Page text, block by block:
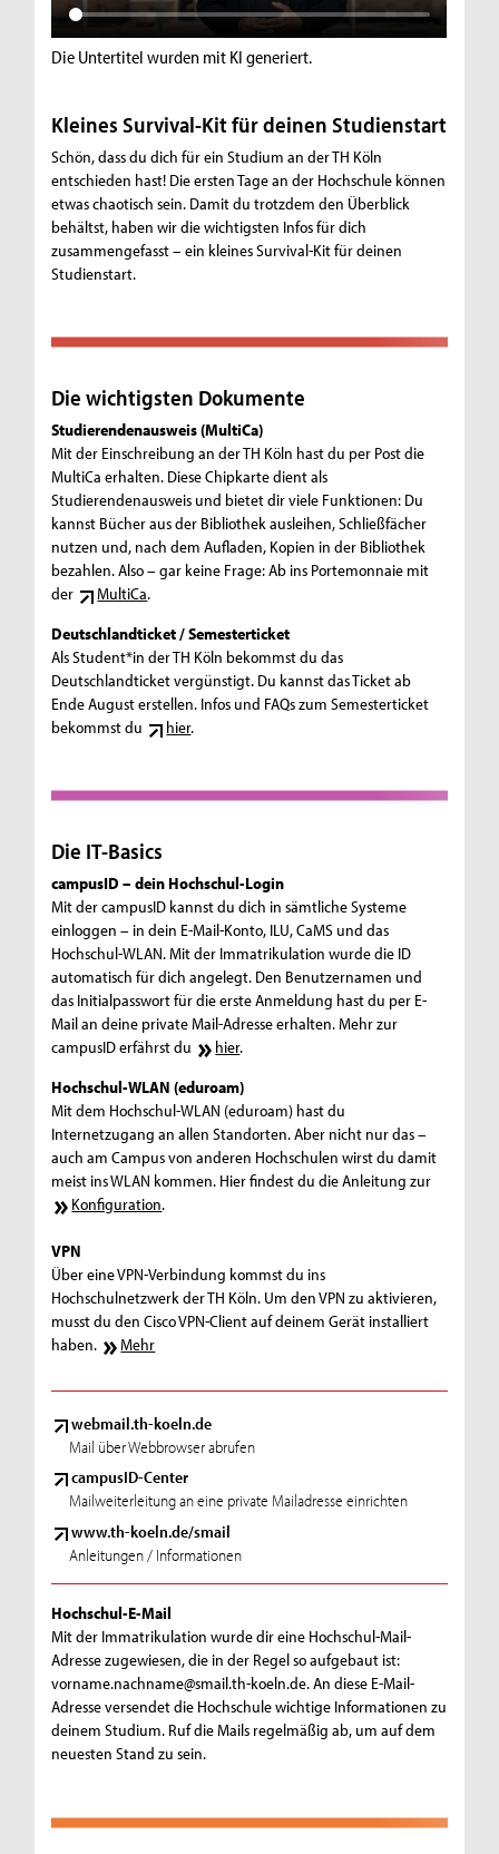
Die Untertitel wurden mit KI generiert.
Kleines Survival-Kit für deinen Studienstart
Schön, dass du dich für ein Studium an der TH Köln
entschieden hast! Die ersten Tage an der Hochschule können
etwas chaotisch sein. Damit du trotzdem den Überblick
behältst, haben wir die wichtigsten Infos für dich
zusammengefasst – ein kleines Survival-Kit für deinen
Studienstart.
Die wichtigsten Dokumente
Studierendenausweis (MultiCa)
Mit der Einschreibung an der TH Köln hast du per Post die
MultiCa erhalten. Diese Chipkarte dient als
Studierendenausweis und bietet dir viele Funktionen: Du
kannst Bücher aus der Bibliothek ausleihen, Schließfächer
nutzen und, nach dem Aufladen, Kopien in der Bibliothek
bezahlen. Also – gar keine Frage: Ab ins Portemonnaie mit
der
MultiCa.
Deutschlandticket / Semesterticket
Als Student*in der TH Köln bekommst du das
Deutschlandticket vergünstigt. Du kannst das Ticket ab
Ende August erstellen. Infos und FAQs zum Semesterticket
bekommst du
hier.
Die IT-Basics
campusID – dein Hochschul-Login
Mit der campusID kannst du dich in sämtliche Systeme
einloggen – in dein E-Mail-Konto, ILU, CaMS und das
Hochschul-WLAN. Mit der Immatrikulation wurde die ID
automatisch für dich angelegt. Den Benutzernamen und
das Initialpasswort für die erste Anmeldung hast du per E-
Mail an deine private Mail-Adresse erhalten. Mehr zur
campusID erfährst du
hier.
Hochschul-WLAN (eduroam)
Mit dem Hochschul-WLAN (eduroam) hast du
Internetzugang an allen Standorten. Aber nicht nur das –
auch am Campus von anderen Hochschulen wirst du damit
meist ins WLAN kommen. Hier findest du die Anleitung zur
Konfiguration.
VPN
Über eine VPN-Verbindung kommst du ins
Hochschulnetzwerk der TH Köln. Um den VPN zu aktivieren,
musst du den Cisco VPN-Client auf deinem Gerät installiert
haben.
Mehr
webmail.th-koeln.de
Mail über Webbrowser abrufen
campusID-Center
Mailweiterleitung an eine private Mailadresse einrichten
www.th-koeln.de/smail
Anleitungen / Informationen
Hochschul-E-Mail
Mit der Immatrikulation wurde dir eine Hochschul-Mail-
Adresse zugewiesen, die in der Regel so aufgebaut ist:
vorname.nachname@smail.th-koeln.de. An diese E-Mail-
Adresse versendet die Hochschule wichtige Informationen zu
deinem Studium. Ruf die Mails regelmäßig ab, um auf dem
neuesten Stand zu sein.